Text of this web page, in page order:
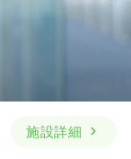
施設詳細